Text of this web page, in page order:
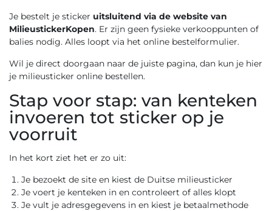
Je bestelt je sticker uitsluitend via de website van
MilieustickerKopen. Er zijn geen fysieke verkooppunten of
balies nodig. Alles loopt via het online bestelformulier.
Wil je direct doorgaan naar de juiste pagina, dan kun je hier
je milieusticker online bestellen.
Stap voor stap: van kenteken
invoeren tot sticker op je
voorruit
In het kort ziet het er zo uit:
Je bezoekt de site en kiest de Duitse milieusticker
Je voert je kenteken in en controleert of alles klopt
Je vult je adresgegevens in en kiest je betaalmethode